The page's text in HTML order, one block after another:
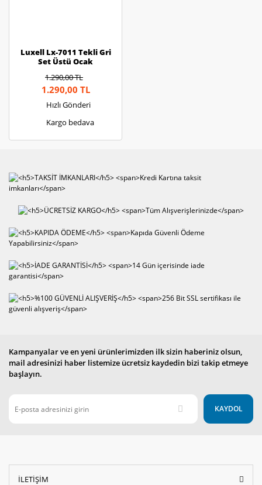
Luxell Lx-7011 Tekli Gri
Set Üstü Ocak
1.290,00 TL
1.290,00 TL
Hızlı Gönderi
Kargo bedava
Kampanyalar ve en yeni ürünlerimizden ilk sizin haberiniz olsun,
mail adresinizi haber listemize ücretsiz kaydedin bizi takip etmeye
başlayın.
KAYDOL
İLETİŞİM